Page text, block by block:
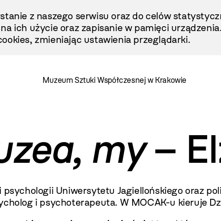
z naszego serwisu oraz do celów
ich użycie oraz zapisanie w pamięci
zmieniając ustawienia przeglądarki.
Muzeum Sztuki Współczesnej w Krakowie
my–
Uniwersytetu Jagiellońskiego oraz
i psychoterapeuta. W MOCAK-u kieruje